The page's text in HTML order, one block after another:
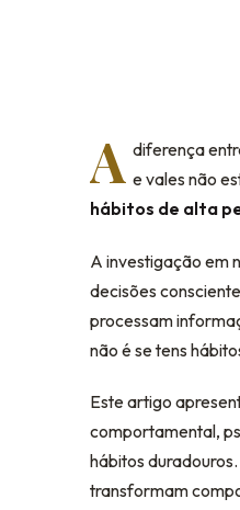
A diferença
e vales não
hábitos de alta
A investigação em
decisões
processam
não é se tens
Este artigo
comportamental,
hábitos
transformam